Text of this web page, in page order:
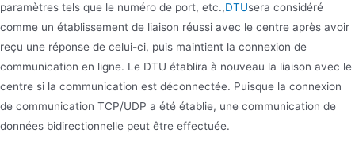
paramètres tels que le numéro de port, etc.,DTUsera considéré
comme un établissement de liaison réussi avec le centre après avoir
reçu une réponse de celui-ci, puis maintient la connexion de
communication en ligne. Le DTU établira à nouveau la liaison avec le
centre si la communication est déconnectée. Puisque la connexion
de communication TCP/UDP a été établie, une communication de
données bidirectionnelle peut être effectuée.